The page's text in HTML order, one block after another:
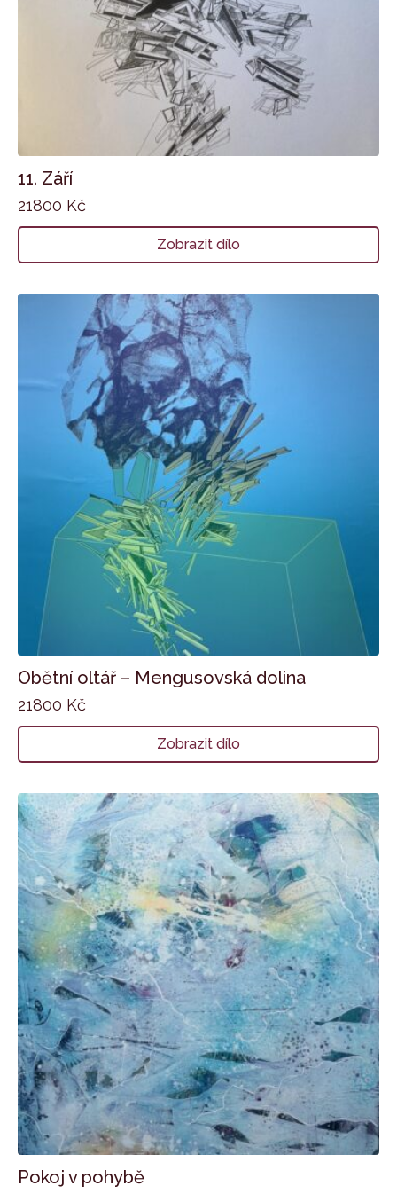
11. Září
21800 Kč
Zobrazit dílo
Obětní oltář – Mengusovská dolina
21800 Kč
Zobrazit dílo
Pokoj v pohybě